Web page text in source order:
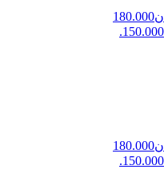
قیمت اصلی: تومان180.000
قیمت اصلی: تومان180.000